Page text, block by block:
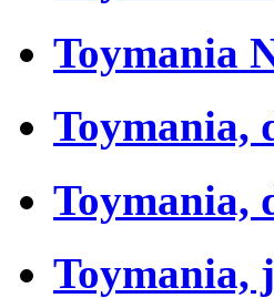
Toymania
Toymania,
Toymania,
Toymania,